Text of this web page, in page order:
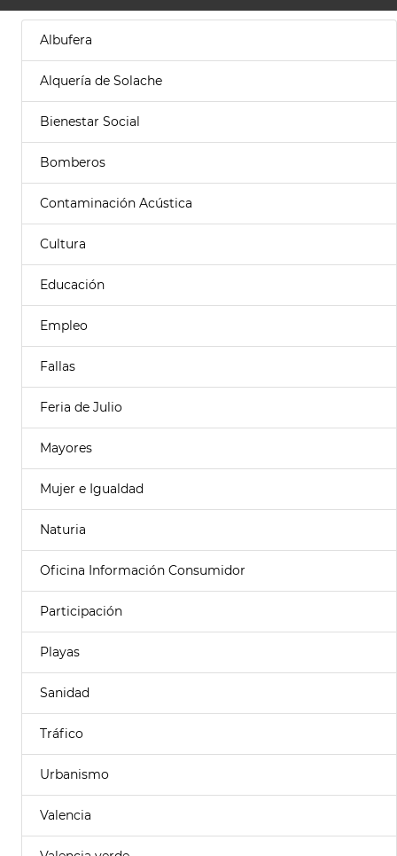
Albufera
Alquería de Solache
Bienestar Social
Bomberos
Contaminación Acústica
Cultura
Educación
Empleo
Fallas
Feria de Julio
Mayores
Mujer e Igualdad
Naturia
Oficina Información Consumidor
Participación
Playas
Sanidad
Tráfico
Urbanismo
Valencia